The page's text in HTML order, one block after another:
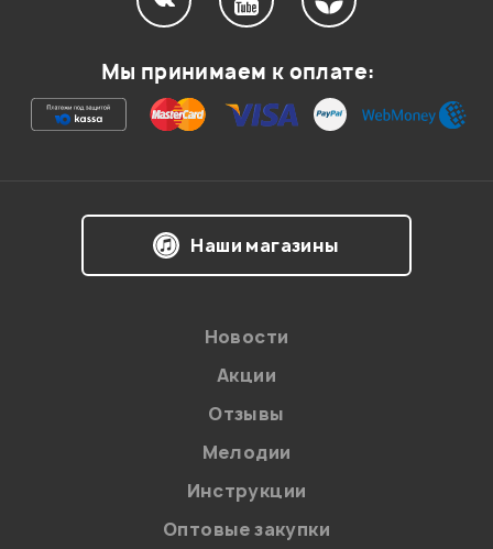
Ваша оценка:
на обработку персональных данных в
Политикой в отношении обработки
персональных данных.
Мы принимаем к оплате:
Наши магазины
Новости
Акции
Отзывы
Мелодии
Инструкции
Оптовые закупки